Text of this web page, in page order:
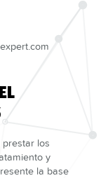
los
y
la base